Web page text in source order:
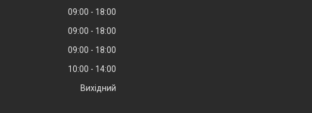
09:00
18:00
09:00
18:00
09:00
18:00
10:00
14:00
Вихідний